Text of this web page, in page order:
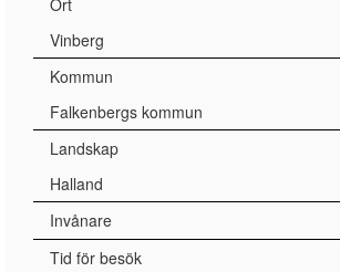
Ort
Vinberg
Kommun
Falkenbergs kommun
Landskap
Halland
Invånare
Tid för besök